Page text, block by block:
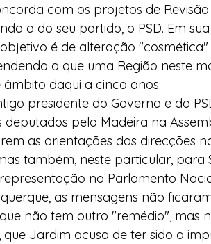
com os projetos de
o do seu partido, o PSD. Em
é de alteração
a que uma Região neste
âmbito daqui a cinco anos.
presidente do Governo e do
deputados pela Madeira na
as orientações das direcções
também, neste particular, para
no Parlamento
as mensagens não
não tem outro "remédio", mas
que Jardim acusa de ter sido o